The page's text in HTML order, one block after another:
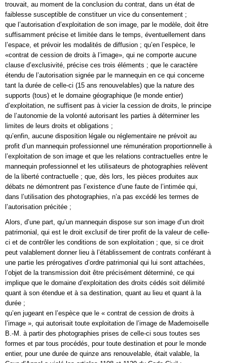
trouvait, au moment de la conclusion du contrat, dans un état de
faiblesse susceptible de constituer un vice du consentement ;
que l’autorisation d’exploitation de son image, par le modèle, doit être
suffisamment précise et limitée dans le temps, éventuellement dans
l’espace, et prévoir les modalités de diffusion ; qu’en l’espèce, le
«contrat de cession de droits à l’image», qui ne comporte aucune
clause d’exclusivité, précise ces trois éléments ; que le caractère
étendu de l’autorisation signée par le mannequin en ce qui concerne
tant la durée de celle-ci (15 ans renouvelables) que la nature des
supports (tous) et le domaine géographique (le monde entier)
d’exploitation, ne suffisent pas à vicier la cession de droits, le principe
de l’autonomie de la volonté autorisant les parties à déterminer les
limites de leurs droits et obligations ;
qu’enfin, aucune disposition légale ou réglementaire ne prévoit au
profit d’un mannequin professionnel une rémunération proportionnelle à
l’exploitation de son image et que les relations contractuelles entre le
mannequin professionnel et les utilisateurs de photographies relèvent
de la liberté contractuelle ; que, dès lors, les pièces produites aux
débats ne démontrent pas l’existence d’une faute de l’intimée qui,
dans l’utilisation des photographies, n’a pas excédé les termes de
l’autorisation précitée ;
Alors, d’une part, qu’un mannequin dispose sur son image d’un droit
patrimonial, qui est le droit exclusif de tirer profit de la valeur de celle-
ci et de contrôler les conditions de son exploitation ; que, si ce droit
peut valablement donner lieu à l’établissement de contrats conférant à
une partie les prérogatives d’ordre patrimonial qui lui sont attachées,
l’objet de la transmission doit être précisément déterminé, ce qui
implique que le domaine d’exploitation des droits cédés soit délimité
quant à son étendue et à sa destination, quant au lieu et quant à la
durée ;
qu’en jugeant en l’espèce que le « contrat de cession de droits à
l’image », qui autorisait toute exploitation de l’image de Mademoiselle
B.-M. à partir des photographies prises de celle-ci sous toutes ses
formes et par tous procédés, pour toute destination et pour le monde
entier, pour une durée de quinze ans renouvelable, était valable, la